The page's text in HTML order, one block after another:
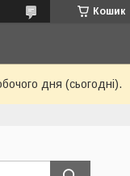
Кошик
дня (сьогодні).